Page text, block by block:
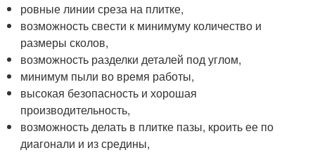
ровные линии среза на плитке,
возможность свести к минимуму количество и
размеры сколов,
возможность разделки деталей под углом,
минимум пыли во время работы,
высокая безопасность и хорошая
производительность,
возможность делать в плитке пазы, кроить ее по
диагонали и из средины,